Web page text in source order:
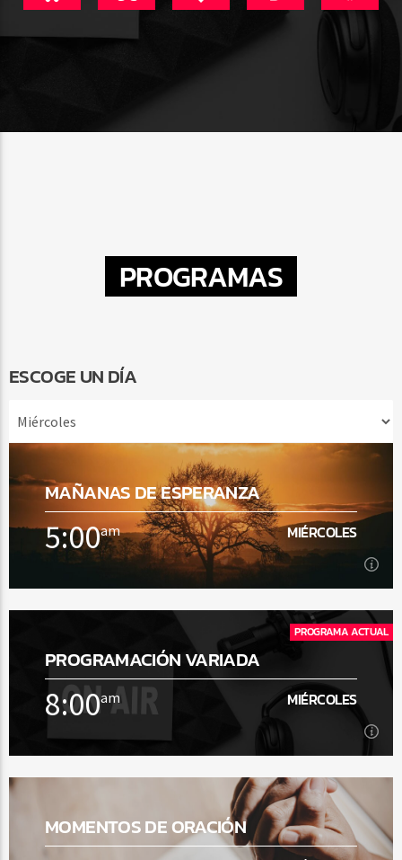
PROGRAMAS
ESCOGE UN DÍA
MAÑANAS DE ESPERANZA
5:00am MIÉRCOLES
5:00am MIÉRCOLES
[...]
Ver Más
PROGRAMACIÓN VARIADA
8:00am MIÉRCOLES
PROGRAMA ACTUAL
8:00am MIÉRCOLES
[...]
MOMENTOS DE ORACIÓN